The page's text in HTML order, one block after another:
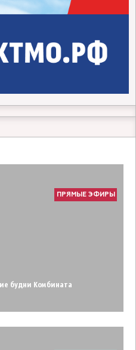
педагог
ПРЯМЫЕ ЭФИРЫ
будни Комбината